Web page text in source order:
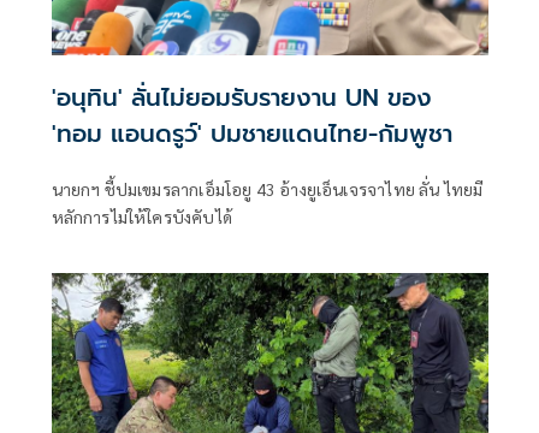
'อนุทิน' ลั่นไม่ยอมรับรายงาน UN ของ
'ทอม แอนดรูว์' ปมชายแดนไทย-กัมพูชา
นายกฯ ชี้ปมเขมรลากเอ็มโอยู 43 อ้างยูเอ็นเจรจาไทย ลั่น ไทยมี
หลักการไม่ให้ใครบังคับได้